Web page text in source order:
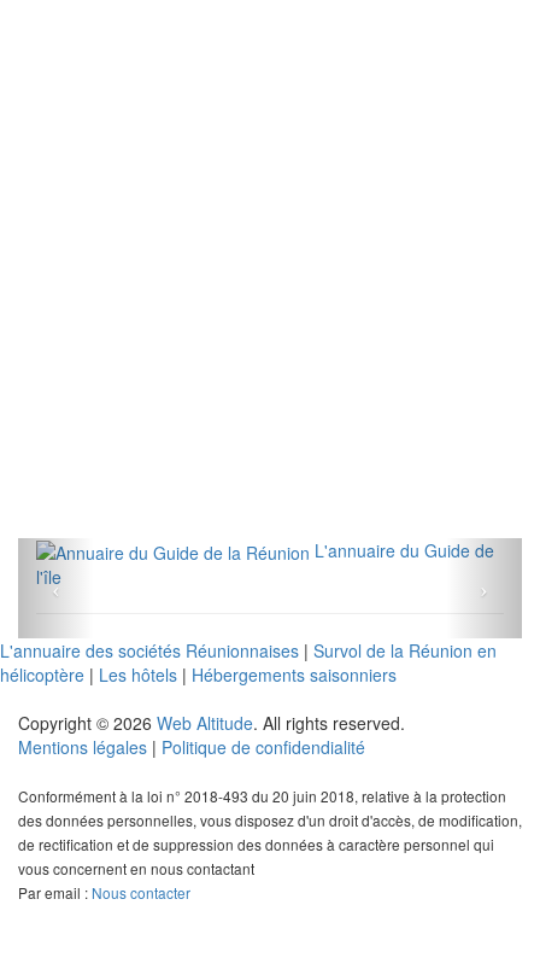
L'annuaire du Guide de
l'île
L'annuaire des sociétés Réunionnaises | Survol de la Réunion en
hélicoptère | Les hôtels | Hébergements saisonniers
Copyright © 2026 Web Altitude. All rights reserved.
Mentions légales | Politique de confidendialité
Conformément à la loi n° 2018-493 du 20 juin 2018, relative à la protection
des données personnelles, vous disposez d'un droit d'accès, de modification,
de rectification et de suppression des données à caractère personnel qui
vous concernent en nous contactant
Par email : Nous contacter